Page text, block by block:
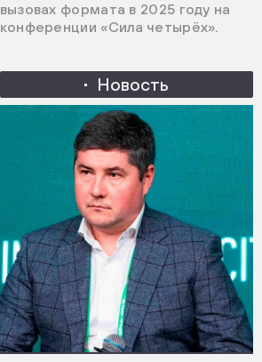
вызовах формата в 2025 году на
конференции «Сила четырёх».
Новость